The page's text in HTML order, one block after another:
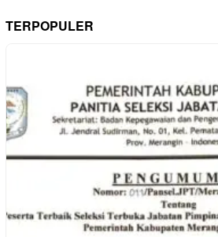
TERPOPULER